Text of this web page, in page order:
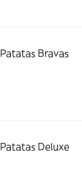
Patatas Bravas
Patatas Deluxe